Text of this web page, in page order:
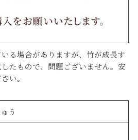
る場合がありますが、竹が成長す
たもので、問題ございません。安
い。
う